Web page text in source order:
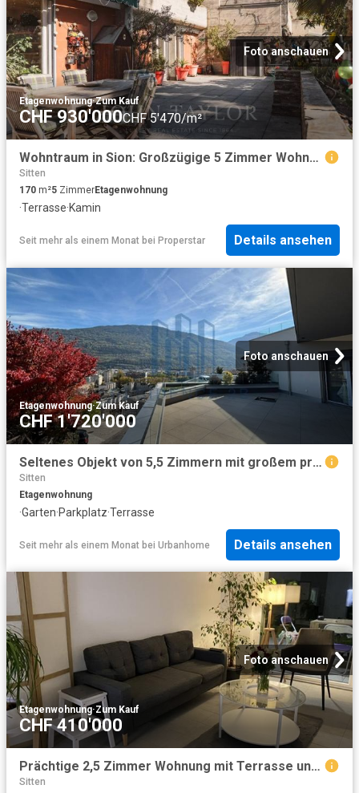
Foto anschauen
Etagenwohnung·Zum Kauf
CHF 930'000CHF 5'470/m²
Wohntraum in Sion: Großzügige 5 Zimmer Wohnung
Sitten
170 m²5 ZimmerEtagenwohnung
·Terrasse·Kamin
Seit mehr als einem Monat bei Properstar Details ansehen
Foto anschauen
Etagenwohnung·Zum Kauf
CHF 1'720'000
Seltenes Objekt von 5,5 Zimmern mit großem privaten Garten
Sitten
Etagenwohnung
·Garten·Parkplatz·Terrasse
Seit mehr als einem Monat bei Urbanhome Details ansehen
Foto anschauen
Etagenwohnung·Zum Kauf
CHF 410'000
Prächtige 2,5 Zimmer Wohnung mit Terrasse und Grünfläche – Aproz Sion
Sitten